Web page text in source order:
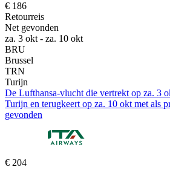
€ 186
Retourreis
Net gevonden
za. 3 okt - za. 10 okt
BRU
Brussel
TRN
Turijn
De Lufthansa-vlucht die vertrekt op za. 3
Turijn en terugkeert op za. 10 okt met als
gevonden
€ 204